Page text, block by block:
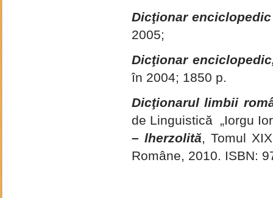
Dicţionar
2005;
Dicţionar
în 2004; 1850 p.
Dicţionarul limbii
de Linguistică „Iorgu
– lherzolită, Tomul
Române, 2010. ISBN: